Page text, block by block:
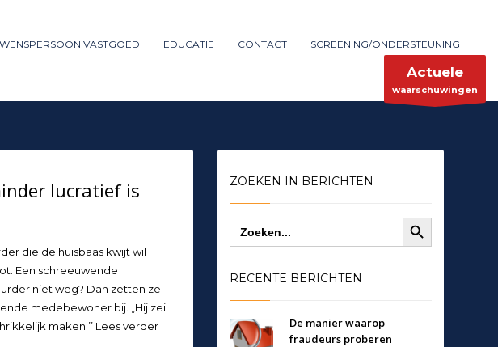
×
Mon-Fri 9:00AM - 6:00AM
VASTGOED EDUCATIE CONTACT SCREENING/ONDERSTEUNING
Actuele
waarschuwingen
lucratief is
die de huisbaas kwijt wil
Een schreeuwende
niet weg? Dan zetten ze
medebewoner bij. „Hij zei:
maken.’’ Lees verder
ZOEKEN IN BERICHTEN
Zoek
naar:
Zoekknop
RECENTE BERICHTEN
De manier waarop
fraudeurs proberen